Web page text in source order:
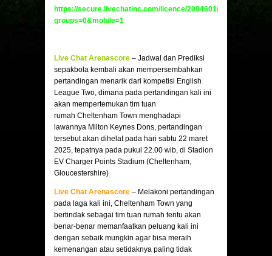
https://secure.livechatinc.com/licence/2094601/v2/
groups=0&mobile=1
Live Chat Arenascore – Jadwal dan Prediksi
sepakbola kembali akan mempersembahkan
pertandingan menarik dari kompetisi English
League Two, dimana pada pertandingan kali ini
akan mempertemukan tim tuan
rumah Cheltenham Town menghadapi
lawannya Milton Keynes Dons, pertandingan
tersebut akan dihelat pada hari sabtu 22 maret
2025, tepatnya pada pukul 22.00 wib, di Stadion
EV Charger Points Stadium (Cheltenham,
Gloucestershire)
Live Chat Arenascore – Melakoni pertandingan
pada laga kali ini, Cheltenham Town yang
bertindak sebagai tim tuan rumah tentu akan
benar-benar memanfaatkan peluang kali ini
dengan sebaik mungkin agar bisa meraih
kemenangan atau setidaknya paling tidak